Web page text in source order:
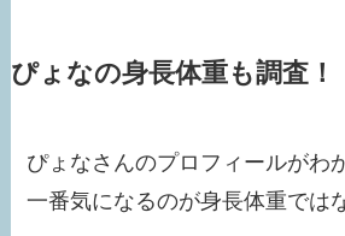
ぴょなの身長体重も調査！
ぴょなさんのプロフィールがわ
一番気になるのが身長体重では